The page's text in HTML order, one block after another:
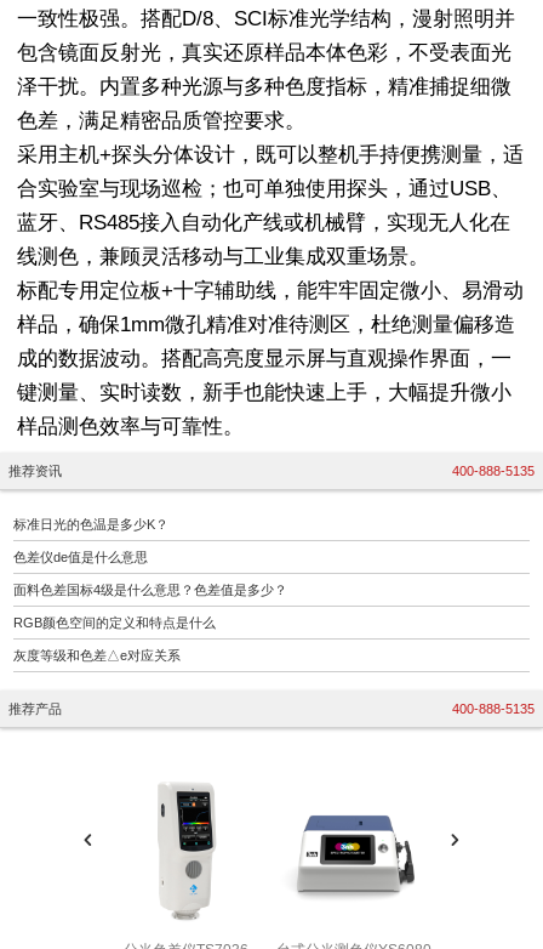
一致性极强。搭配D/8、SCI标准光学结构，漫射照明并
包含镜面反射光，真实还原样品本体色彩，不受表面光
泽干扰。内置多种光源与多种色度指标，精准捕捉细微
色差，满足精密品质管控要求。
采用主机+探头分体设计，既可以整机手持便携测量，适
合实验室与现场巡检；也可单独使用探头，通过USB、
蓝牙、RS485接入自动化产线或机械臂，实现无人化在
线测色，兼顾灵活移动与工业集成双重场景。
标配专用定位板+十字辅助线，能牢牢固定微小、易滑动
样品，确保1mm微孔精准对准待测区，杜绝测量偏移造
成的数据波动。搭配高亮度显示屏与直观操作界面，一
键测量、实时读数，新手也能快速上手，大幅提升微小
样品测色效率与可靠性。
推荐资讯 400-888-5135
标准日光的色温是多少K？
色差仪de值是什么意思
面料色差国标4级是什么意思？色差值是多少？
RGB颜色空间的定义和特点是什么
灰度等级和色差△e对应关系
推荐产品 400-888-5135